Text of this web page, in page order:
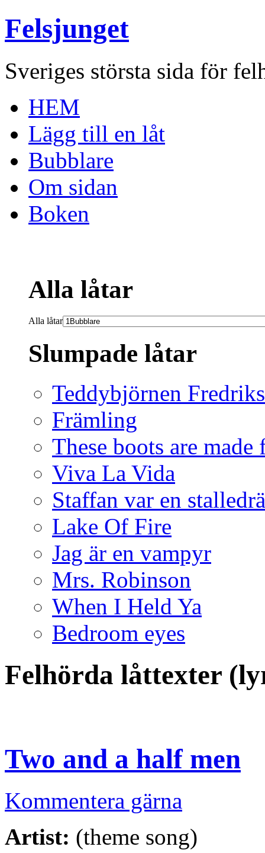
Felsjunget
Sveriges största sida för
HEM
Lägg till en låt
Bubblare
Om sidan
Boken
Alla låtar
Alla låtar
Slumpade låtar
Teddybjörnen
Främling
These boots are
Viva La Vida
Staffan var en
Lake Of Fire
Jag är en vampyr
Mrs. Robinson
When I Held Ya
Bedroom eyes
Felhörda låttexter
Two and a half men
Kommentera gärna
Artist: (theme song)